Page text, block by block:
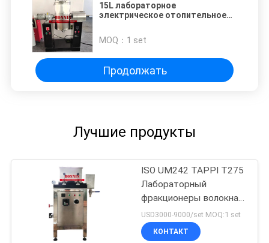
15L лабораторное
электрическое отопительное
переваривания целлюлозы
вращающего типа
MOQ： 1 set
Продолжать
Лучшие продукты
ISO UM242 TAPPI T275
Лабораторный
фракционеры волокна
типа Сомервиля
USD3000-9000/set MOQ:1 set
КОНТАКТ